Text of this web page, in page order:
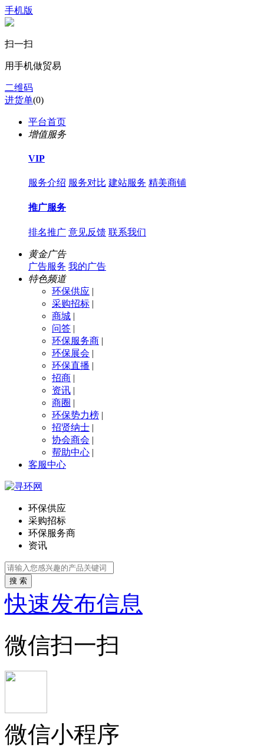
手机版
扫一扫
用手机做贸易
二维码
进货单(0)
平台首页
增值服务
VIP
服务介绍 服务对比 建站服务 精美商铺
推广服务
排名推广 意见反馈 联系我们
黄金广告
广告服务 我的广告
特色频道
环保供应 |
采购招标 |
商城 |
问答 |
环保服务商 |
环保展会 |
环保直播 |
招商 |
资讯 |
商圈 |
环保势力榜 |
招贤纳士 |
协会商会 |
帮助中心 |
客服中心
环保供应
采购招标
环保服务商
资讯
搜 索
快速发布信息
微信扫一扫
微信小程序